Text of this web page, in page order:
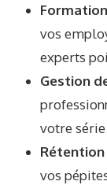
vos
experts
Gestion
votre
vos